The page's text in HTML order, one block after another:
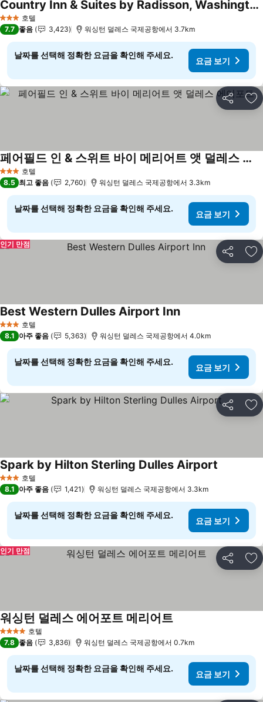
3 성급 호텔
Country Inn & Suites by Radisson, Washington Dulles International Airport, VA
7.7 좋음 3,423 워싱턴 덜레스 국제공항에서 3.7km
날짜를 선택해 정확한 요금을 확인해 주세요.
요금 보기
공유 즐
3 성급 호텔
페어필드 인 & 스위트 바이 메리어트 앳 덜레스 에어포트
8.5 최고 좋음 2,760 워싱턴 덜레스 국제공항에서 3.3km
날짜를 선택해 정확한 요금을 확인해 주세요.
요금 보기
공유 즐
인기 만점
3 성급 호텔
Best Western Dulles Airport Inn
8.1 아주 좋음 5,363 워싱턴 덜레스 국제공항에서 4.0km
날짜를 선택해 정확한 요금을 확인해 주세요.
요금 보기
공유 즐
3 성급 호텔
Spark by Hilton Sterling Dulles Airport
8.1 아주 좋음 1,421 워싱턴 덜레스 국제공항에서 3.3km
날짜를 선택해 정확한 요금을 확인해 주세요.
요금 보기
공유 즐
인기 만점
4 성급 호텔
워싱턴 덜레스 에어포트 메리어트
7.8 좋음 3,836 워싱턴 덜레스 국제공항에서 0.7km
날짜를 선택해 정확한 요금을 확인해 주세요.
요금 보기